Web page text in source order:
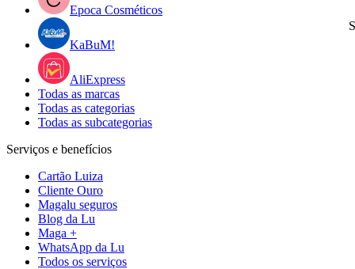
Epoca Cosméticos
KaBuM!
AliExpress
Todas as marcas
Todas as categorias
Todas as subcategorias
Serviços e benefícios
Cartão Luiza
Cliente Ouro
Magalu seguros
Blog da Lu
Maga +
WhatsApp da Lu
Todos os serviços